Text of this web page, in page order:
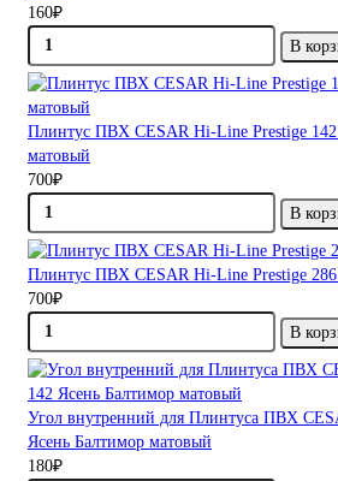
160₽
В
Плинтус ПВХ CESAR Hi-Line Prestige
матовый
700₽
В
Плинтус ПВХ CESAR Hi-Line Prestige
700₽
В
Угол внутренний для Плинтуса ПВХ
Ясень Балтимор матовый
180₽